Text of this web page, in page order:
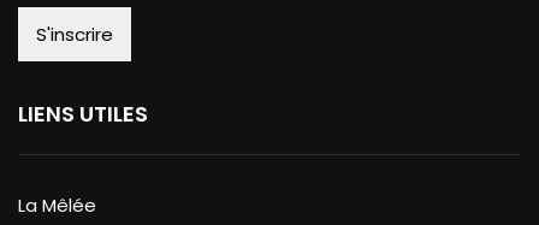
LIENS UTILES
La Mêlée